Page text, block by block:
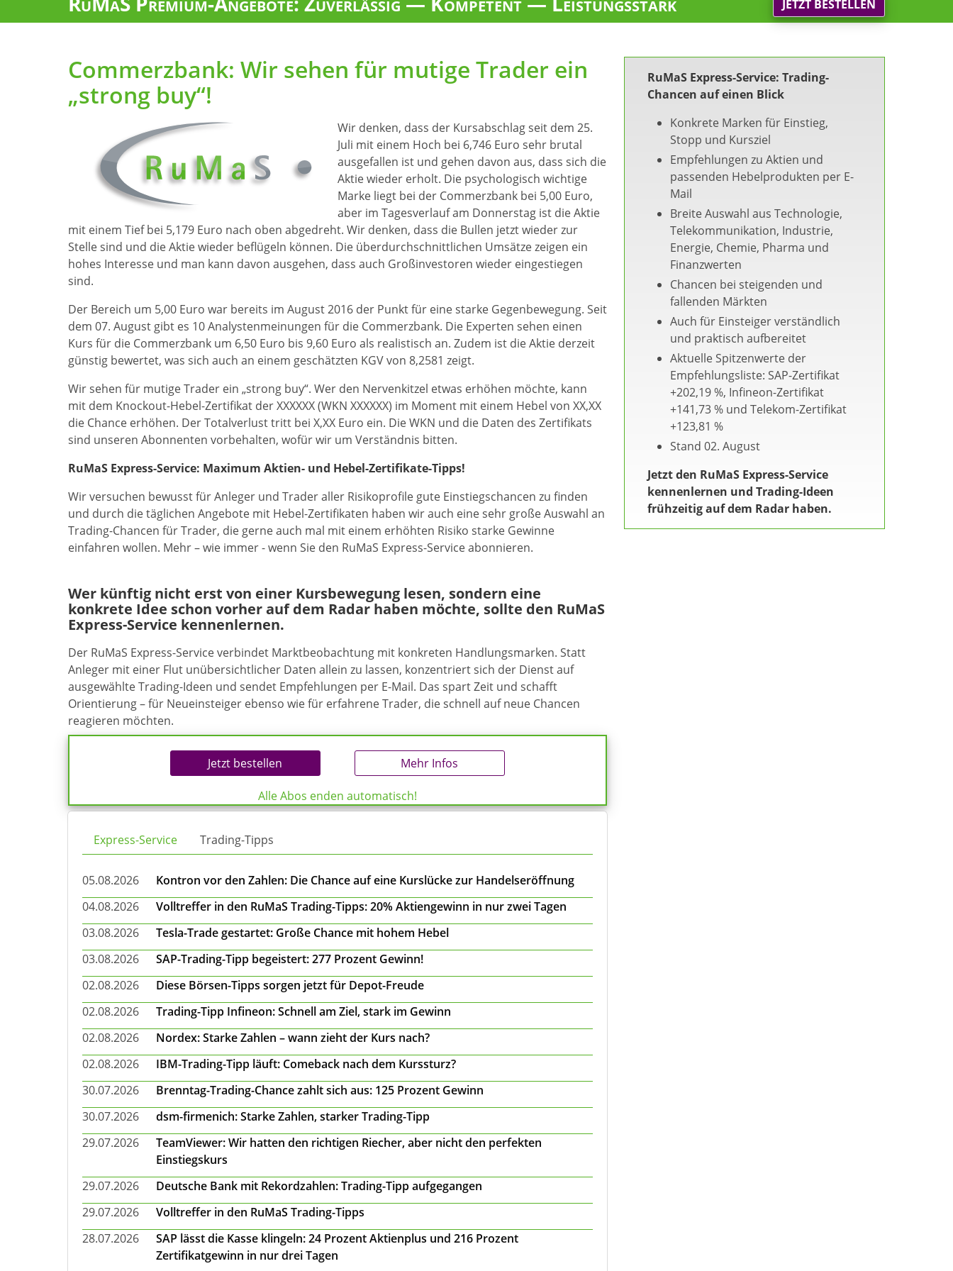
JETZT BESTELLEN
Commerzbank: Wir sehen für mutige Trader ein
„strong buy“!
Wir denken, dass der Kursabschlag seit dem 25.
Juli mit einem Hoch bei 6,746 Euro sehr brutal
ausgefallen ist und gehen davon aus, dass sich die
Aktie wieder erholt. Die psychologisch wichtige
Marke liegt bei der Commerzbank bei 5,00 Euro,
aber im Tagesverlauf am Donnerstag ist die Aktie
mit einem Tief bei 5,179 Euro nach oben abgedreht. Wir denken, dass die Bullen jetzt wieder zur
Stelle sind und die Aktie wieder beflügeln können. Die überdurchschnittlichen Umsätze zeigen ein
hohes Interesse und man kann davon ausgehen, dass auch Großinvestoren wieder eingestiegen
sind.
Der Bereich um 5,00 Euro war bereits im August 2016 der Punkt für eine starke Gegenbewegung. Seit
dem 07. August gibt es 10 Analystenmeinungen für die Commerzbank. Die Experten sehen einen
Kurs für die Commerzbank um 6,50 Euro bis 9,60 Euro als realistisch an. Zudem ist die Aktie derzeit
günstig bewertet, was sich auch an einem geschätzten KGV von 8,2581 zeigt.
Wir sehen für mutige Trader ein „strong buy“. Wer den Nervenkitzel etwas erhöhen möchte, kann
mit dem Knockout-Hebel-Zertifikat der XXXXXX (WKN XXXXXX) im Moment mit einem Hebel von XX,XX
die Chance erhöhen. Der Totalverlust tritt bei X,XX Euro ein. Die WKN und die Daten des Zertifikats
sind unseren Abonnenten vorbehalten, wofür wir um Verständnis bitten.
RuMaS Express-Service: Maximum Aktien- und Hebel-Zertifikate-Tipps!
Wir versuchen bewusst für Anleger und Trader aller Risikoprofile gute Einstiegschancen zu finden
und durch die täglichen Angebote mit Hebel-Zertifikaten haben wir auch eine sehr große Auswahl an
Trading-Chancen für Trader, die gerne auch mal mit einem erhöhten Risiko starke Gewinne
einfahren wollen. Mehr – wie immer - wenn Sie den RuMaS Express-Service abonnieren.
Wer künftig nicht erst von einer Kursbewegung lesen, sondern eine
konkrete Idee schon vorher auf dem Radar haben möchte, sollte den RuMaS
Express-Service kennenlernen.
Der RuMaS Express-Service verbindet Marktbeobachtung mit konkreten Handlungsmarken. Statt
Anleger mit einer Flut unübersichtlicher Daten allein zu lassen, konzentriert sich der Dienst auf
ausgewählte Trading-Ideen und sendet Empfehlungen per E-Mail. Das spart Zeit und schafft
Orientierung – für Neueinsteiger ebenso wie für erfahrene Trader, die schnell auf neue Chancen
reagieren möchten.
Jetzt bestellen Mehr Infos
Alle Abos enden automatisch!
Express-Service Trading-Tipps
05.08.2026
Kontron vor den Zahlen: Die Chance auf eine Kurslücke zur Handelseröffnung
04.08.2026
Volltreffer in den RuMaS Trading-Tipps: 20% Aktiengewinn in nur zwei Tagen
03.08.2026
Tesla-Trade gestartet: Große Chance mit hohem Hebel
03.08.2026
SAP-Trading-Tipp begeistert: 277 Prozent Gewinn!
02.08.2026
Diese Börsen-Tipps sorgen jetzt für Depot-Freude
02.08.2026
Trading-Tipp Infineon: Schnell am Ziel, stark im Gewinn
02.08.2026
Nordex: Starke Zahlen – wann zieht der Kurs nach?
02.08.2026
IBM-Trading-Tipp läuft: Comeback nach dem Kurssturz?
30.07.2026
Brenntag-Trading-Chance zahlt sich aus: 125 Prozent Gewinn
30.07.2026
dsm-firmenich: Starke Zahlen, starker Trading-Tipp
29.07.2026
TeamViewer: Wir hatten den richtigen Riecher, aber nicht den perfekten
Einstiegskurs
29.07.2026
Deutsche Bank mit Rekordzahlen: Trading-Tipp aufgegangen
29.07.2026
Volltreffer in den RuMaS Trading-Tipps
28.07.2026
SAP lässt die Kasse klingeln: 24 Prozent Aktienplus und 216 Prozent
Zertifikatgewinn in nur drei Tagen
RuMaS Express-Service: Trading-
Chancen auf einen Blick
Konkrete Marken für Einstieg,
Stopp und Kursziel
Empfehlungen zu Aktien und
passenden Hebelprodukten per E-
Mail
Breite Auswahl aus Technologie,
Telekommunikation, Industrie,
Energie, Chemie, Pharma und
Finanzwerten
Chancen bei steigenden und
fallenden Märkten
Auch für Einsteiger verständlich
und praktisch aufbereitet
Aktuelle Spitzenwerte der
Empfehlungsliste: SAP-Zertifikat
+202,19 %, Infineon-Zertifikat
+141,73 % und Telekom-Zertifikat
+123,81 %
Stand 02. August
Jetzt den RuMaS Express-Service
kennenlernen und Trading-Ideen
frühzeitig auf dem Radar haben.